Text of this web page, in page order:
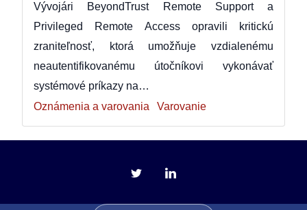
Vývojári BeyondTrust Remote Support a
Privileged Remote Access opravili kritickú
zraniteľnosť, ktorá umožňuje vzdialenému
neautentifikovanému útočníkovi vykonávať
systémové príkazy na…
Oznámenia a varovania
Varovanie